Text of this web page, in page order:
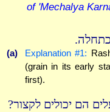
of 'Mechalya
(a) Explanation #1:
(grain in its early
first).
הם יכולים לקצור?